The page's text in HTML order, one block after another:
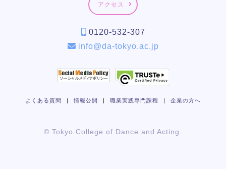
アクセス
0120-532-307
info@da-tokyo.ac.jp
よくある質問 | 情報公開 | 職業実践専門課程 | 企業の方へ
© Tokyo College of Dance and Acting.